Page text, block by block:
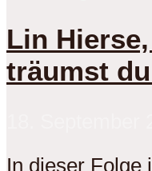
Lin
träumst
In dieser Folge